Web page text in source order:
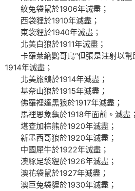
紋兔袋鼠於1906年滅盡；
西袋貍於1910年滅盡；
東袋貍於1940年滅盡；
北美白狼於1911年滅盡；
卡羅萊納鸚哥鳥“但張是注射以幫
1914年滅盡；
北美旅鴿於1914年滅盡；
基奈山狼於1915年滅盡；
佛羅裡達黑狼於1917年滅盡；
馬裡恩象龜於1918年面前。滅盡；
堪查加棕熊於1920年滅盡；
新墨西哥狼於1920年滅盡；
中國犀牛於1922年滅盡；
澳豚足袋貍於1926年滅盡；
澳花袋鼠於1927年滅盡；
澳巨兔袋貍於1930年滅盡；